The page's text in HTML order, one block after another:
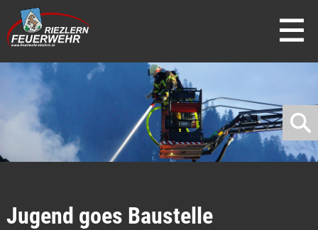
direkt zur Navigation
direkt zum Inhalt
Jugend goes Baustelle